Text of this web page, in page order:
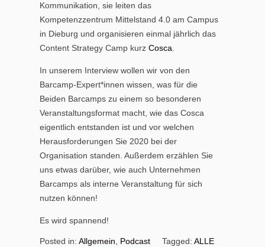
Kommunikation, sie leiten das
Kompetenzzentrum Mittelstand 4.0 am Campus
in Dieburg und organisieren einmal jährlich das
Content Strategy Camp kurzCosca.
In unserem Interview wollen wir von den
Barcamp-Expert*innen wissen, was für die
Beiden Barcamps zu einem so besonderen
Veranstaltungsformat macht, wie das Cosca
eigentlich entstanden ist und vor welchen
Herausforderungen Sie 2020 bei der
Organisation standen. Außerdem erzählen Sie
uns etwas darüber, wie auch Unternehmen
Barcamps als interne Veranstaltung für sich
nutzen können!
Es wird spannend!
Posted in:Allgemein, Podcast Tagged:ALLE